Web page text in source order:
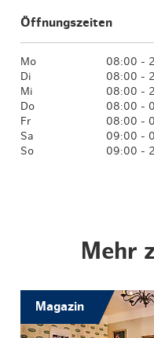
Öffnungszeiten
Mo
08:00 -
Di
08:00 -
Mi
08:00 -
Do
08:00 -
Fr
08:00 -
Sa
09:00 -
So
09:00 -
Mehr
Magazin